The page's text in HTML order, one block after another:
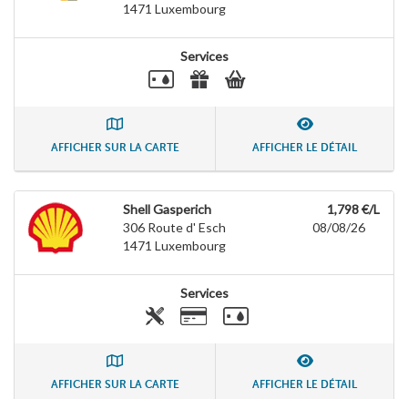
1471 Luxembourg
Services
AFFICHER SUR LA CARTE AFFICHER LE DÉTAIL
Shell Gasperich
306 Route d' Esch
1471 Luxembourg
1,798 €/L
08/08/26
Services
AFFICHER SUR LA CARTE AFFICHER LE DÉTAIL